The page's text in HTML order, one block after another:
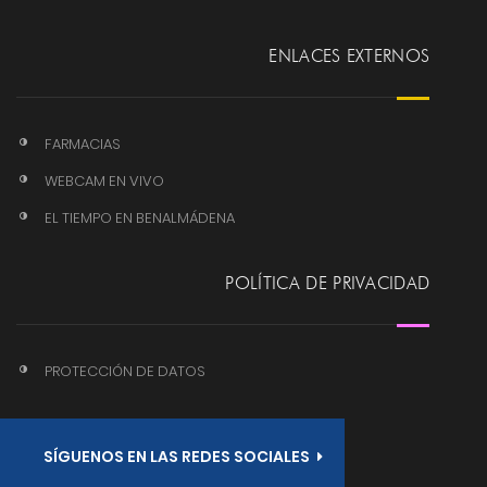
ENLACES EXTERNOS
FARMACIAS
WEBCAM EN VIVO
EL TIEMPO EN BENALMÁDENA
POLÍTICA DE PRIVACIDAD
PROTECCIÓN DE DATOS
SÍGUENOS EN LAS REDES SOCIALES